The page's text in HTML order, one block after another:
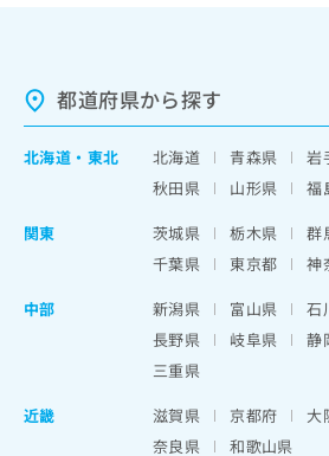
都道府県から探す
北海道 ・ 東北 北海道 青森県 岩
秋田県
山形県
福
関東
茨城県 栃木県 群
千葉県
東京都 神
中部
新潟県 富山県 石
長野県
岐阜県 静
三重県
近畿
滋賀県 京都府 大
奈良県
和歌山県